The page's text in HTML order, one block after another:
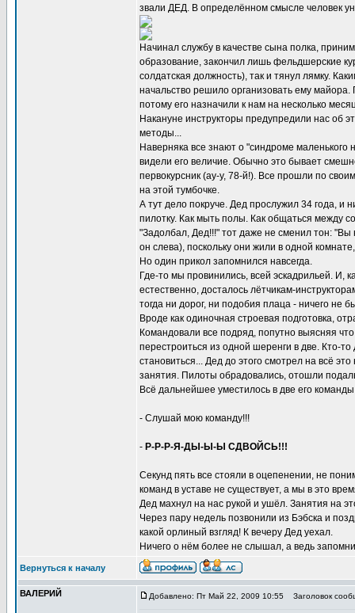
звали ДЕД. В определённом смысле человек
Начинал службу в качестве сына полка,
образование, закончил лишь фельдшерские
солдатская должность), так и тянул лямку.
начальство решило организовать ему
потому его назначили к нам на несколько
Накануне инструкторы предупредили нас об
методы...
Наверняка все знают о "синдроме
видели его величие. Обычно это бывает
первокурсник (ау-у, 78-й!). Все прошли по
на этой тумбочке.
А тут дело покруче. Дед прослужил 34 года,
пилотку. Как мыть полы. Как общаться между
"Задолбал, Дед!!!" тот даже не сменил тон:
он слева), поскольку они жили в одной
Но один прикол запомнился навсегда.
Где-то мы провинились, всей эскадрильей. И,
естественно, досталось лётчикам-
тогда ни дорог, ни подобия плаца - ничего не
Вроде как одиночная строевая подготовка,
Командовали все подряд, попутно выясняя
перестроиться из одной шеренги в две. Кто-
становиться... Дед до этого смотрел на всё
занятия. Пилоты обрадовались, отошли
Всё дальнейшее уместилось в две его
- Слушай мою команду!!!
- Р-Р-Р-Я-ДЫ-Ы-Ы СДВОЙСЬ!!!
Секунд пять все стояли в оцепенении, не
команд в уставе не существует, а мы в это
Дед махнул на нас рукой и ушёл. Занятия на
Через пару недель позвонили из Бэбска и
какой орлиный взгляд! К вечеру Дед уехал.
Ничего о нём более не слышал, а ведь
Вернуться к началу
ВАЛЕРИЙ Добавлено: Пт Май 22, 2009 10:55 Заголовок